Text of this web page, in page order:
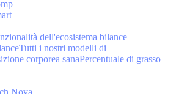
dell'ecosistema bilance
Tutti i nostri modelli di
corporea sanaPercentuale di grasso
Nova